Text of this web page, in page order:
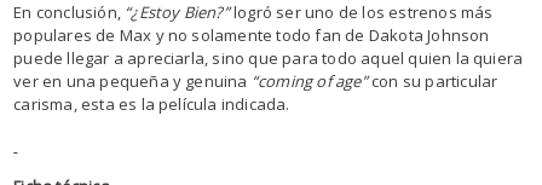
En conclusión, “¿Estoy Bien?”logró ser uno de los estrenos más
populares de Max y no solamente todo fan de Dakota Johnson
puede llegar a apreciarla, sino que para todo aquel quien la quiera
ver en una pequeña y genuina “coming of age”con su particular
carisma, esta es la película indicada.